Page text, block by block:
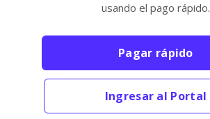
usando el pago rápido.
Pagar rápido
Ingresar al Portal